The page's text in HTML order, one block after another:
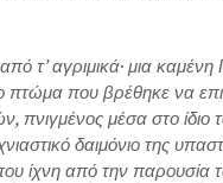
τ’ αγριμικά· μια
πτώμα που βρέθηκε να
πνιγμένος μέσα στο ίδιο
δαιμόνιο της
ίχνη από την παρουσία